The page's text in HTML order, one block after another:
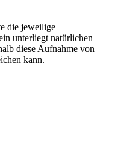
die jeweilige
unterliegt natürlichen
diese Aufnahme von
kann.